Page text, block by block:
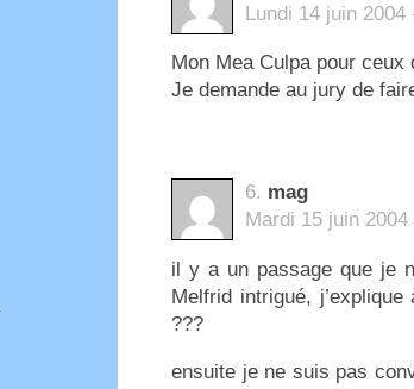
Lundi 14 juin 2004
Mon Mea Culpa pour
Je demande au jury de
6. mag
Mardi 15 juin 2004
il y a un passage que je
Melfrid intrigué,
???
ensuite je ne suis pas